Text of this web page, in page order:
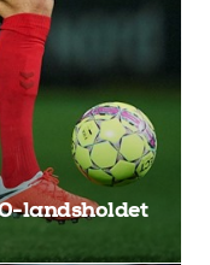
landsholdet